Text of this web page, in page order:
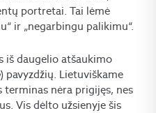
portretai. Tai lėmė
ir „negarbingu palikimu“.
iš daugelio atšaukimo
) pavyzdžių. Lietuviškame
nėra prigijęs, nes
Vis dėlto užsienyje šis